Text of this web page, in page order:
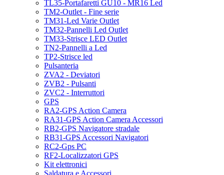
TL35-Portafaretti GU10 - MR16 Led
TM2-Outlet - Fine serie
TM31-Led Varie Outlet
TM32-Pannelli Led Outlet
TM33-Strisce LED Outlet
TN2-Pannelli a Led
TP2-Strisce led
Pulsanteria
ZVA2 - Deviatori
ZVB2 - Pulsanti
ZVC2 - Interruttori
GPS
RA2-GPS Action Camera
RA31-GPS Action Camera Accessori
RB2-GPS Navigatore stradale
RB31-GPS Accessori Navigatori
RC2-Gps PC
RF2-Localizzatori GPS
Kit elettronici
Saldatura e Accessori